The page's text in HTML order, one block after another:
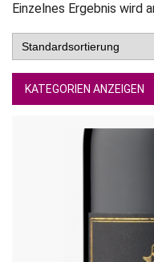
Einzelnes Ergebnis wird
KATEGORIEN ANZEIGEN